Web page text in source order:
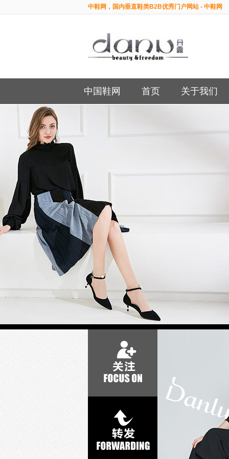
中鞋网，国内垂直鞋类B2B优秀门户网站 - 中鞋网
中国鞋网 首页 关于我们